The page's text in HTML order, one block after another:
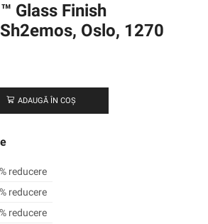
Glass Finish
Oslo, 1270
ADAUGĂ ÎN COȘ
reducere
reducere
reducere